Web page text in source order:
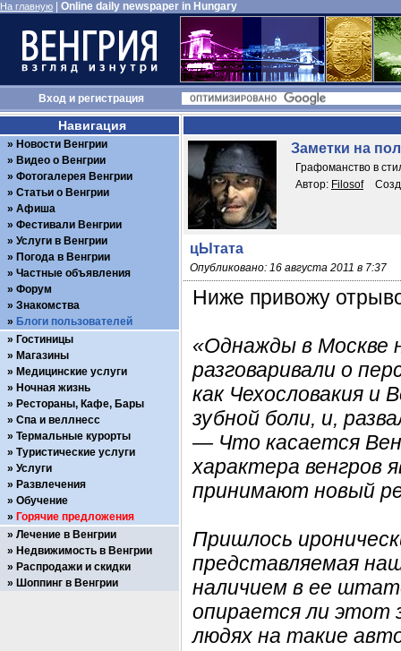
На главную Online daily newspaper in Hungary
Входи регистрация
Заметки на
Графоманство в
Автор: Filosof
цЫтата
Опубликовано: 16 августа 2011 в 7:37
Ниже привожу
«Однажды в Москве
разговаривали о
как Чехословакия и
зубной боли, и,
— Что касается
характера венгров
принимают новый
Пришлось
представляемая
наличием в ее
опирается ли этот
людях на такие
Навигация
Новости Венгрии
Видео о Венгрии
Фотогалерея Венгрии
Статьи о Венгрии
Афиша
Фестивали Венгрии
Услуги в Венгрии
Погода в Венгрии
Частные объявления
Форум
Знакомства
Блоги пользователей
Гостиницы
Магазины
Медицинские услуги
Ночная жизнь
Рестораны, Кафе, Бары
Спа и веллнесс
Термальные курорты
Туристические услуги
Услуги
Развлечения
Обучение
Горячие предложения
Лечение в Венгрии
Недвижимость в Венгрии
Распродажи и скидки
Шоппинг в Венгрии